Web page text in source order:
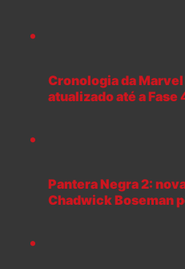
Cronologia da
atualizado até a Fase
Pantera Negra 2:
Chadwick Boseman